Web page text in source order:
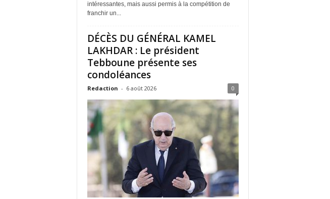
intéressantes, mais aussi permis à la compétition de
franchir un...
DÉCÈS DU GÉNÉRAL KAMEL
LAKHDAR : Le président
Tebboune présente ses
condoléances
Redaction - 6 août 2026 0